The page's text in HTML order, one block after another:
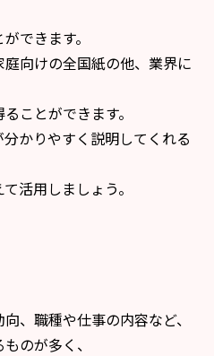
できます。
向けの全国紙の他、業界に
ことができます。
かりやすく説明してくれる
活用しましょう。
、職種や仕事の内容など、
のが多く、